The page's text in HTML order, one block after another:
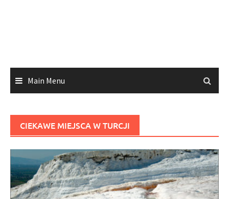
Main Menu
CIEKAWE MIEJSCA W TURCJI